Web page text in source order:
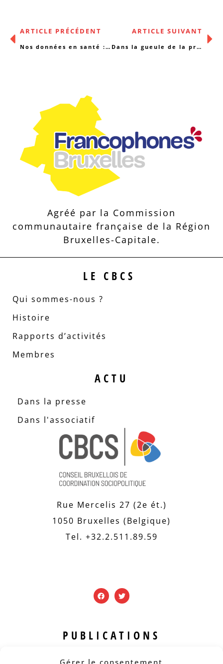
Gérer le consentement
ARTICLE PRÉCÉDENT
Nos données en santé : « il est essentiel de créer le débat » !
ARTICLE SUIVANT
Dans la gueule de la promotion immobilière
Agréé par la Commission
communautaire française de la Région
Bruxelles-Capitale.
LE CBCS
Qui sommes-nous ?
Histoire
Rapports d’activités
Membres
ACTU
Dans la presse
Dans l'associatif
Rue Mercelis 27 (2e ét.)
1050 Bruxelles (Belgique)
Tel. +32.2.511.89.59
PUBLICATIONS
Revue B.I.S.